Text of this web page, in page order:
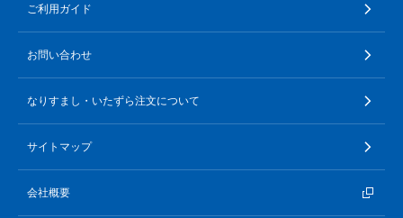
ご利用ガイド
お問い合わせ
なりすまし・いたずら注文について
サイトマップ
会社概要